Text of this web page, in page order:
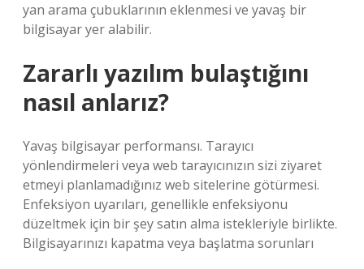
yan arama çubuklarının eklenmesi ve yavaş bir
bilgisayar yer alabilir.
Zararlı yazılım bulaştığını
nasıl anlarız?
Yavaş bilgisayar performansı. Tarayıcı
yönlendirmeleri veya web tarayıcınızın sizi ziyaret
etmeyi planlamadığınız web sitelerine götürmesi.
Enfeksiyon uyarıları, genellikle enfeksiyonu
düzeltmek için bir şey satın alma istekleriyle birlikte.
Bilgisayarınızı kapatma veya başlatma sorunları